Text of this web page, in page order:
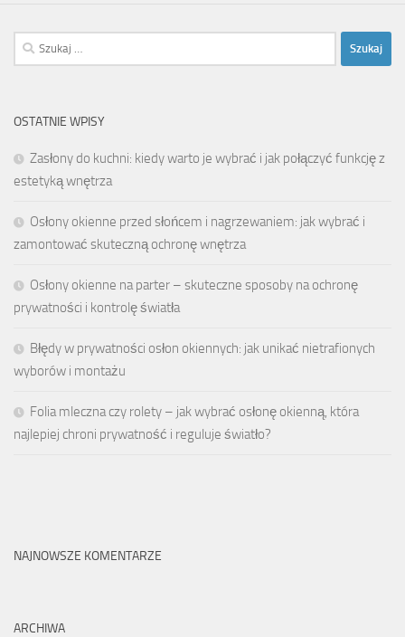
Szukaj:
OSTATNIE WPISY
Zasłony do kuchni: kiedy warto je wybrać i jak połączyć funkcję z
estetyką wnętrza
Osłony okienne przed słońcem i nagrzewaniem: jak wybrać i
zamontować skuteczną ochronę wnętrza
Osłony okienne na parter – skuteczne sposoby na ochronę
prywatności i kontrolę światła
Błędy w prywatności osłon okiennych: jak unikać nietrafionych
wyborów i montażu
Folia mleczna czy rolety – jak wybrać osłonę okienną, która
najlepiej chroni prywatność i reguluje światło?
NAJNOWSZE KOMENTARZE
ARCHIWA